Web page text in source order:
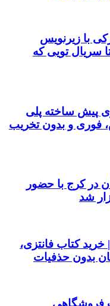
با زیرنویس
سریال تویی که
پیش ساخته پلی
فوری و بدون تخریب
در کرج با حضور
شد
فروشگاه کتاب DMDBook | خرید کتاب فانتزی،
بدون حذفیات
فروشگاهی